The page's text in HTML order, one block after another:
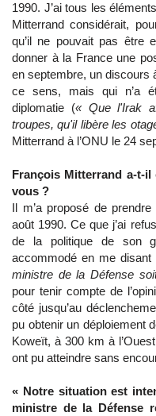
1990. J’ai tous les
Mitterrand considérait,
qu’il ne pouvait pas être
donner à la France une
en septembre, un discours
ce sens, mais qui n’a
diplomatie (« Que l'Irak
troupes, qu'il libère les
Mitterrand à l’ONU le 24
François Mitterrand a-t-il
vous ?
Il m’a proposé de
août 1990. Ce que j’ai
de la politique de son
accommodé en me disant
ministre de la Défense
pour tenir compte de
côté jusqu’au
pu obtenir un déploiement
Koweït, à 300 km à
ont pu atteindre sans
« Notre situation est
ministre de la Défense